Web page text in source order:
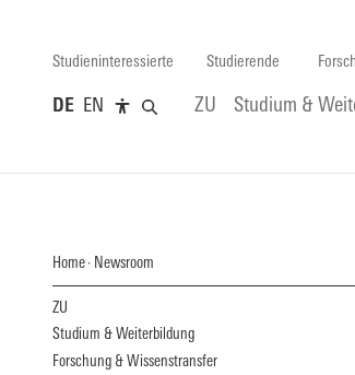
Studieninteressierte Studierende
DE EN ZU Studium &
Home Newsroom
ZU
Studium & Weiterbildung
Forschung & Wissenstransfer